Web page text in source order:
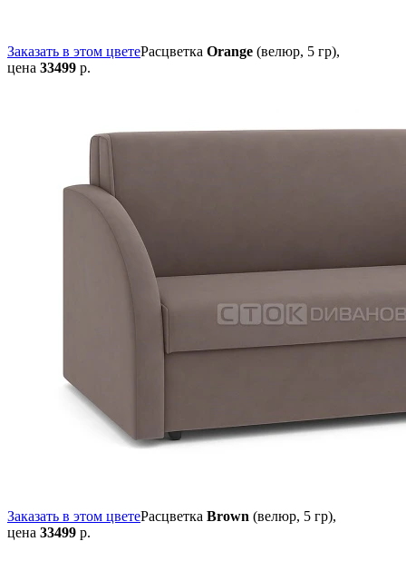
Заказать в этом цветеРасцветка Orange (велюр, 5 гр),
цена 33499 р.
Заказать в этом цветеРасцветка Brown (велюр, 5 гр),
цена 33499 р.